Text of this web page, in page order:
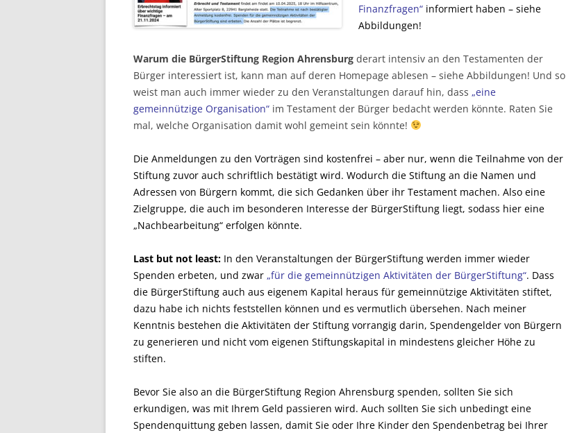
Finanzfragen“ informiert haben – siehe
Abbildungen!
Warum die BürgerStiftung Region Ahrensburg derart intensiv an den Testamenten der
Bürger interessiert ist, kann man auf deren Homepage ablesen – siehe Abbildungen! Und so
weist man auch immer wieder zu den Veranstaltungen darauf hin, dass „eine
gemeinnützige Organisation“ im Testament der Bürger bedacht werden könnte. Raten Sie
mal, welche Organisation damit wohl gemeint sein könnte!
Die Anmeldungen zu den Vorträgen sind kostenfrei – aber nur, wenn die Teilnahme von der
Stiftung zuvor auch schriftlich bestätigt wird. Wodurch die Stiftung an die Namen und
Adressen von Bürgern kommt, die sich Gedanken über ihr Testament machen. Also eine
Zielgruppe, die auch im besonderen Interesse der BürgerStiftung liegt, sodass hier eine
„Nachbearbeitung“ erfolgen könnte.
Last but not least: In den Veranstaltungen der BürgerStiftung werden immer wieder
Spenden erbeten, und zwar „für die gemeinnützigen Aktivitäten der BürgerStiftung“. Dass
die BürgerStiftung auch aus eigenem Kapital heraus für gemeinnützige Aktivitäten stiftet,
dazu habe ich nichts feststellen können und es vermutlich übersehen. Nach meiner
Kenntnis bestehen die Aktivitäten der Stiftung vorrangig darin, Spendengelder von Bürgern
zu generieren und nicht vom eigenen Stiftungskapital in mindestens gleicher Höhe zu
stiften.
Bevor Sie also an die BürgerStiftung Region Ahrensburg spenden, sollten Sie sich
erkundigen, was mit Ihrem Geld passieren wird. Auch sollten Sie sich unbedingt eine
Spendenquittung geben lassen, damit Sie oder Ihre Kinder den Spendenbetrag bei Ihrer